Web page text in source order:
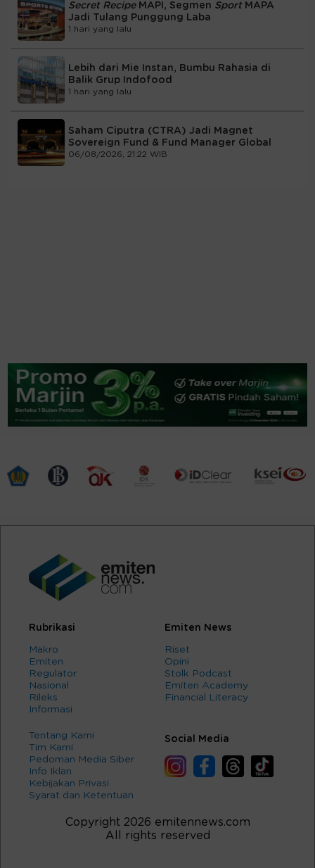
Secret RecipeMAPI, Segmen Sport MAPA
Jadi Tulang Punggung Laba
1 hari yang lalu
Lebih dari Mie Instan, Bumbu Rahasia di
Balik Grup Indofood
1 hari yang lalu
Saham Ciputra (CTRA) Jadi Magnet
Sovereign Fund & Fund Manager Global
06/08/2026, 21:22 WIB
Rubrikasi
Makro
Emiten
Regulator
Nasional
Rileks
Informasi
Emiten News
Riset
Opini
Stolk Podcast
Emiten Academy
Financial Literacy
Tentang Kami
Tim Kami
Pedoman Media Siber
Info Iklan
Kebijakan Privasi
Syarat dan Ketentuan
Social Media
Copyright 2026 emitennews.com
All rights reserved